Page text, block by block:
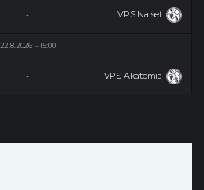
VPS Naiset
-
22.8.2026 15:00
VPS Akatemia
-